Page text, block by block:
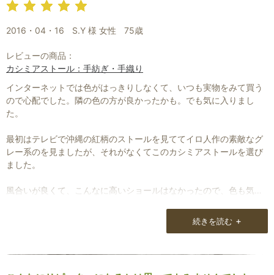
知識だけを入れて頭でっかちになるのはたやすいけれど、触って違
てきたようでうれしい変化です。
単に手触りフェチになっただけかもしれませんが・・・・（笑）貴
店のおかげです。
また、美しいストールを楽しみにしています。
ありがとうございまいました。
2016・04・16 S.Y 様 女性 75歳
レビューの商品：
カシミアストール：手紡ぎ・手織り
インターネットでは色がはっきりしなくて、いつも実物をみて買う
ので心配でした。隣の色の方が良かったかも。でも気に入りまし
た。
最初はテレビで沖縄の紅柄のストールを見ててイロ人作の素敵なグ
レー系のを見ましたが、それがなくてこのカシミアストールを選び
ました。
風合いが良くて、こんなに高いショールはなかったので、色も気に
満足感があり、他のものは使いたくなくなりました。
梱包状態等は私には良すぎました。でも高いものなのでこの位はす
続きを読む +